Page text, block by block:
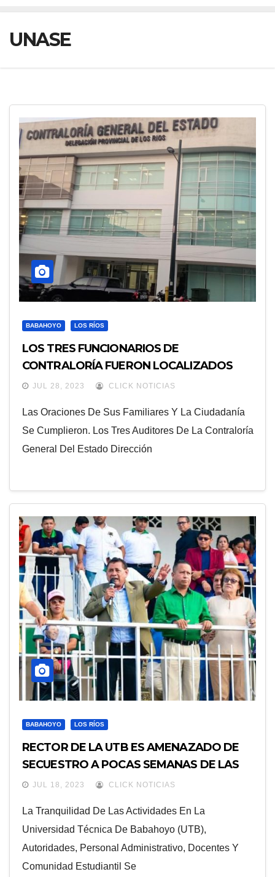
UNASE
BABAHOYO LOS RÍOS
LOS TRES FUNCIONARIOS DE
CONTRALORÍA FUERON LOCALIZADOS
CON VIDA
JUL 28, 2023 CLICK NOTICIAS
Las Oraciones De Sus Familiares Y La Ciudadanía
Se Cumplieron. Los Tres Auditores De La Contraloría
General Del Estado Dirección
BABAHOYO LOS RÍOS
RECTOR DE LA UTB ES AMENAZADO DE
SECUESTRO A POCAS SEMANAS DE LAS
ELECCIONES UNIVERSITARIAS
JUL 18, 2023 CLICK NOTICIAS
La Tranquilidad De Las Actividades En La
Universidad Técnica De Babahoyo (UTB),
Autoridades, Personal Administrativo, Docentes Y
Comunidad Estudiantil Se